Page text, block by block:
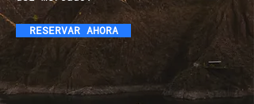
RESERVAR AHORA